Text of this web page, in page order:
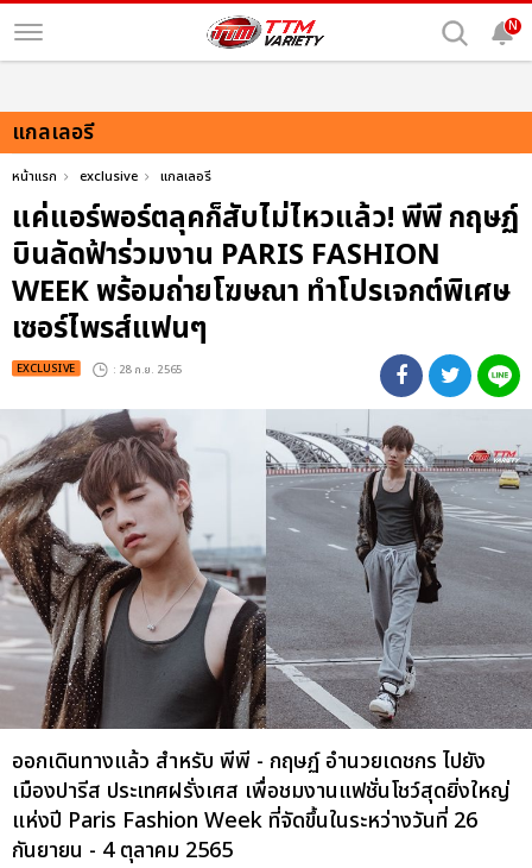
N
แกลเลอรี
หน้าแรก exclusive แกลเลอรี
แค่แอร์พอร์ตลุคก็สับไม่ไหวแล้ว! พีพี กฤษฏ์
บินลัดฟ้าร่วมงาน PARIS FASHION
WEEK พร้อมถ่ายโฆษณา ทำโปรเจกต์พิเศษ
เซอร์ไพรส์แฟนๆ
EXCLUSIVE : 28 ก.ย. 2565
ออกเดินทางแล้ว สำหรับ พีพี - กฤษฏ์ อำนวยเดชกร ไปยัง
เมืองปารีส ประเทศฝรั่งเศส เพื่อชมงานแฟชั่นโชว์สุดยิ่งใหญ่
แห่งปี Paris Fashion Week ที่จัดขึ้นในระหว่างวันที่ 26
กันยายน - 4 ตุลาคม 2565